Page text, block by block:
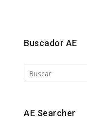
Buscador AE
AE Searcher